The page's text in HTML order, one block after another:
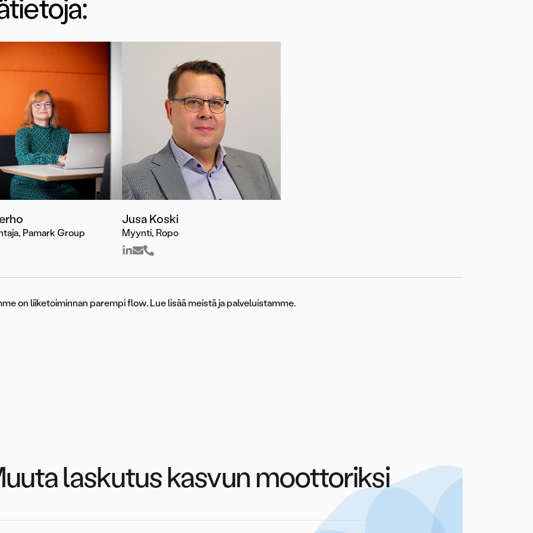
Pamark Group
Jusa Koski
Myynti, Ropo
on liiketoiminnan parempi flow. Lue lisää meistä ja palveluistamme.
laskutus kasvun moottoriksi